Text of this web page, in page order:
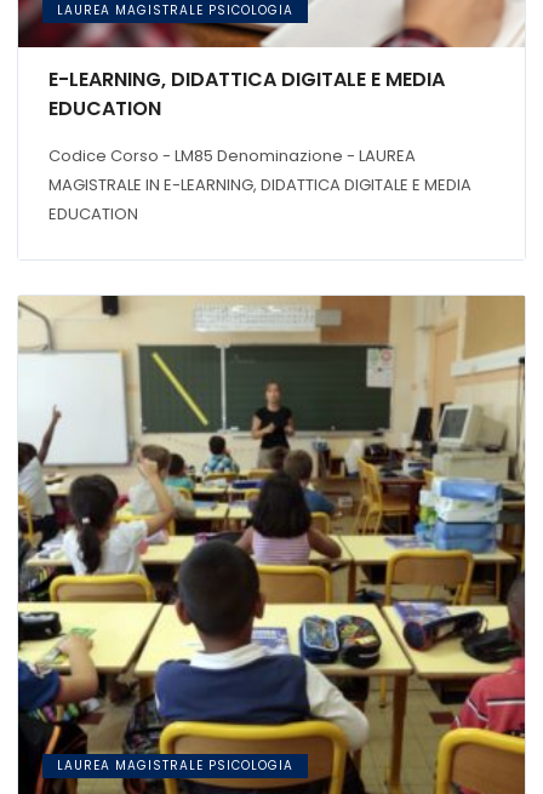
LAUREA MAGISTRALE PSICOLOGIA
E-LEARNING, DIDATTICA DIGITALE E MEDIA
EDUCATION
Codice Corso - LM85 Denominazione - LAUREA
MAGISTRALE IN E-LEARNING, DIDATTICA DIGITALE E MEDIA
EDUCATION
LAUREA MAGISTRALE PSICOLOGIA